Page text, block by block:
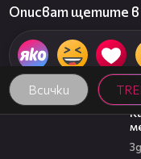
Всички
Описват щетите в
03:09